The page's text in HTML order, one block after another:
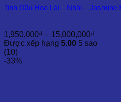
Tinh Dầu Hoa Lài – Nhài – Jasmine
1,950,000₫ – 15,000,000₫
giá:
Được xếp hạng 5.00 5 sao
(10)
-33%